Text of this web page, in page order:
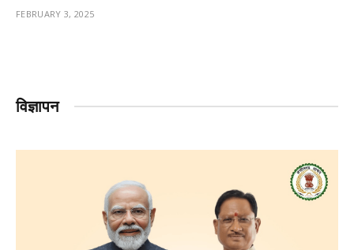
FEBRUARY 3, 2025
विज्ञापन